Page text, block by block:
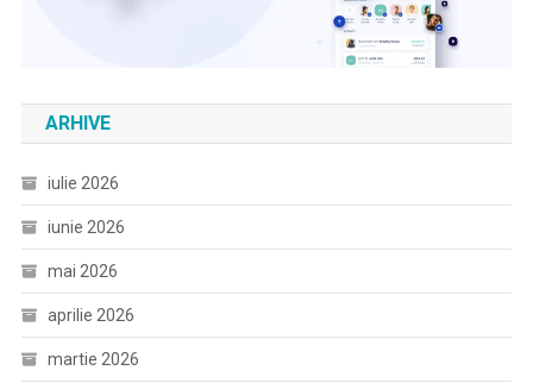
ARHIVE
iulie 2026
iunie 2026
mai 2026
aprilie 2026
martie 2026